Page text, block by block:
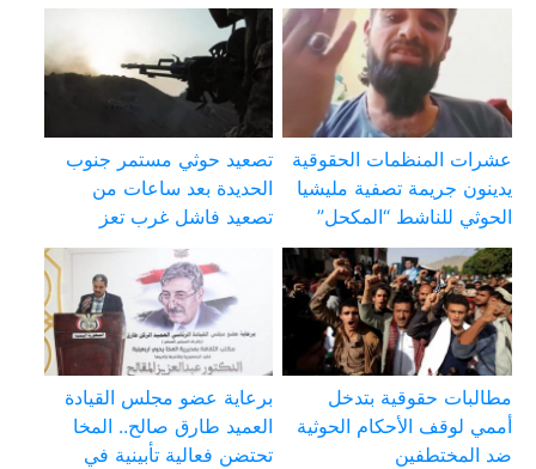
عشرات المنظمات الحقوقية
يدينون جريمة تصفية مليشيا
الحوثي للناشط “المكحل”
تصعيد حوثي مستمر جنوب
الحديدة بعد ساعات من
تصعيد فاشل غرب تعز
مطالبات حقوقية بتدخل
أممي لوقف الأحكام الحوثية
ضد المختطفين
برعاية عضو مجلس القيادة
العميد طارق صالح.. المخا
تحتضن فعالية تأبينية في